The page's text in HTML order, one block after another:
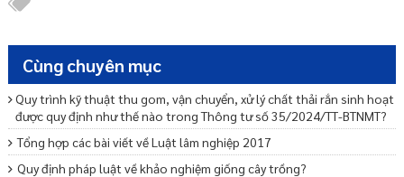
Cùng chuyên mục
Quy trình kỹ thuật thu gom, vận chuyển, xử lý chất thải rắn sinh hoạt
được quy định như thế nào trong Thông tư số 35/2024/TT-BTNMT?
Tổng hợp các bài viết về Luật lâm nghiệp 2017
Quy định pháp luật về khảo nghiệm giống cây trồng?